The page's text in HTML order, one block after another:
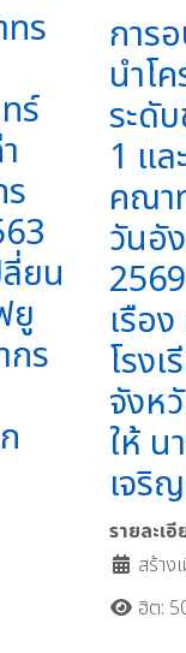
ร
ร์
ยน
ยู
กร
การ
นำโ
ระดั
1 แล
คณา
วันอั
เรือ
โรง
จังห
ให้ น
เจริ
รายละเ
สร้าง
ฮิต: